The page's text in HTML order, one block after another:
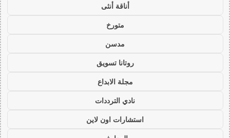
أناقة أنثى
متورخ
مدسن
روتانا تسويق
مجلة الابداع
نادي الترددات
استشارات اون لاين